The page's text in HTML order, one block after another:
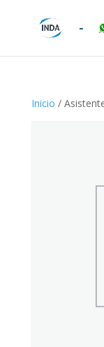
Inicio /